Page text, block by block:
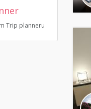
Trip planneru